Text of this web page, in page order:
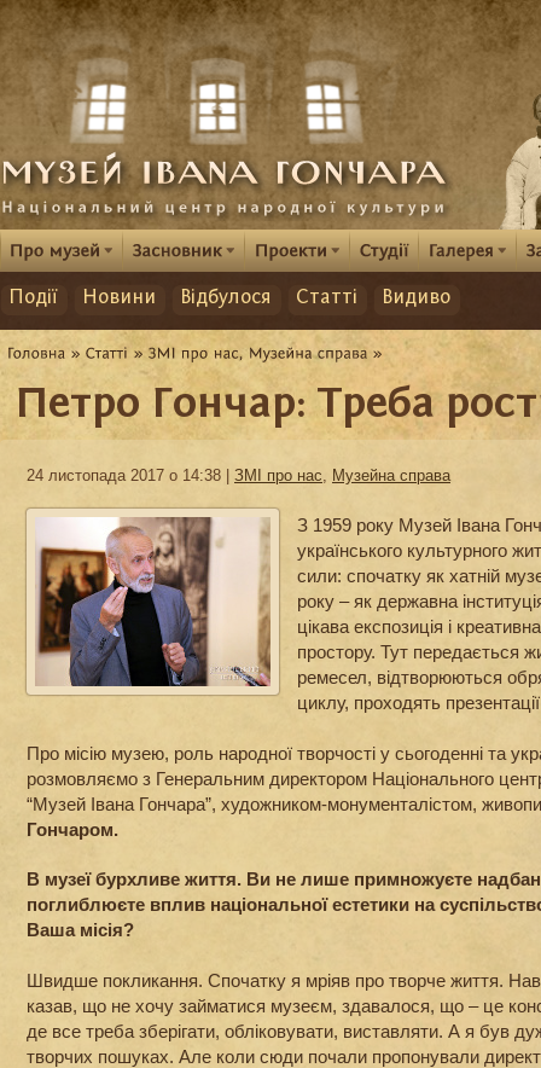
Події Новини Відбулося Статті Видиво
Петро Гончар: Треба
24 листопада 2017 о 14:38 | ЗМІ про нас, Музейна справа
З 1959 року Музей Івана
українського культурного
сили: спочатку як хатній
року – як державна
цікава експозиція і
простору. Тут передається
ремесел, відтворюються
циклу, проходять презентації
Про місію музею, роль народної творчості у сьогоденні та
розмовляємо з Генеральним директором Національного
“Музей Івана Гончара”, художником-монументалістом,
Гончаром.
В музеї бурхливе життя. Ви не лише примножуєте
поглиблюєте вплив національної естетики на
Ваша місія?
Швидше покликання. Спочатку я мріяв про творче життя.
казав, що не хочу займатися музеєм, здавалося, що – це
де все треба зберігати, обліковувати, виставляти. А я був
творчих пошуках. Але коли сюди почали пропонували